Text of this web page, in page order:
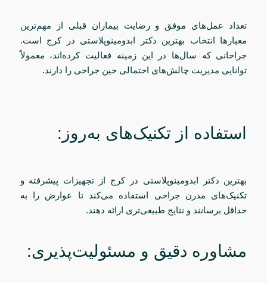
تعداد عمل‌های موفق و رضایت بیماران قبلی از مهم‌ترین
معیارها انتخاب بهترین دکتر ابدومینوپلاستی در کرج است.
جراحانی که سال‌ها در این زمینه فعالیت کرده‌اند، معمولاً
توانایی مدیریت چالش‌های احتمالی حین جراحی را دارند.
استفاده از تکنیک‌های به‌روز:
بهترین دکتر ابدومینوپلاستی در کرج از تجهیزات پیشرفته و
تکنیک‌های مدرن جراحی استفاده می‌کند تا عوارض را به
حداقل برسانند و نتایج طبیعی‌تری ارائه دهند.
مشاوره دقیق و مسئولیت‌پذیری: